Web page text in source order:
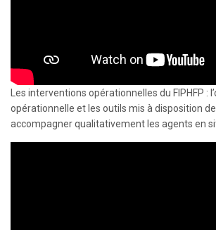
Les interventions opérationnelles du FIPHFP :
opérationnelle et les outils mis à disposition
accompagner qualitativement les agents en